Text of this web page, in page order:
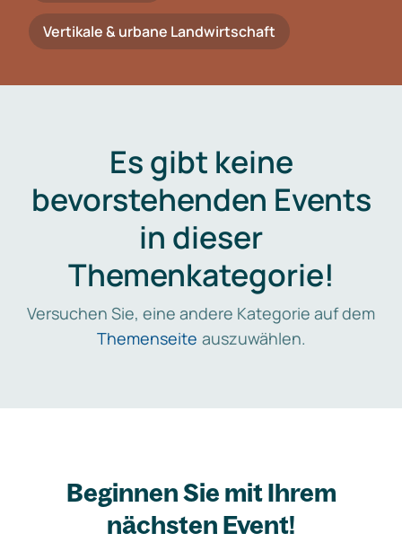
Vertikale & urbane Landwirtschaft
Es gibt keine
bevorstehenden Events
in dieser
Themenkategorie!
Versuchen Sie, eine andere Kategorie auf dem
Themenseite auszuwählen.
Beginnen Sie mit Ihrem
nächsten Event!